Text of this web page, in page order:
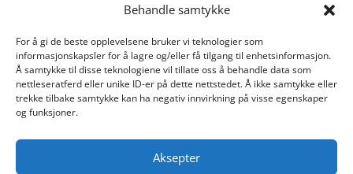
Behandle samtykke
For å gi de beste opplevelsene bruker vi teknologier som
informasjonskapsler for å lagre og/eller få tilgang til enhetsinformasjon.
Å samtykke til disse teknologiene vil tillate oss å behandle data som
nettleseratferd eller unike ID-er på dette nettstedet. Å ikke samtykke eller
trekke tilbake samtykke kan ha negativ innvirkning på visse egenskaper
og funksjoner.
Aksepter
Lørdag: 10:00 – 16:00
SOSIALE MEDIER